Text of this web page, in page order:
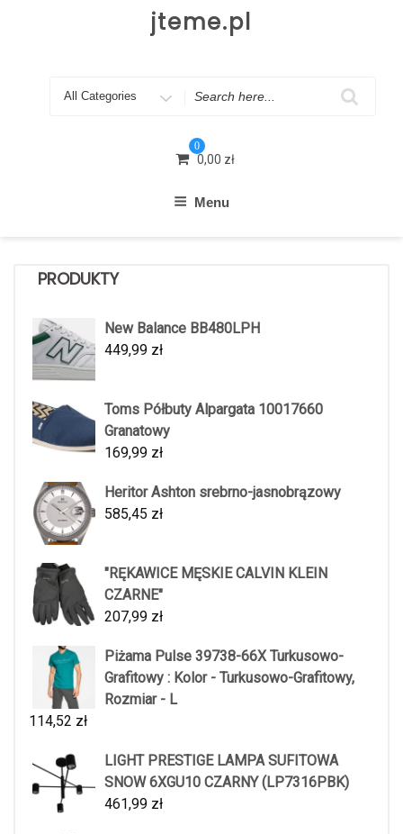
jteme.pl
Search
0
0,00 zł
Menu
PRODUKTY
New Balance BB480LPH
449,99 zł
Toms Półbuty Alpargata 10017660
Granatowy
169,99 zł
Heritor Ashton srebrno-jasnobrązowy
585,45 zł
"RĘKAWICE MĘSKIE CALVIN KLEIN
CZARNE"
207,99 zł
Piżama Pulse 39738-66X Turkusowo-
Grafitowy : Kolor - Turkusowo-Grafitowy,
Rozmiar - L
114,52 zł
LIGHT PRESTIGE LAMPA SUFITOWA
SNOW 6XGU10 CZARNY (LP7316PBK)
461,99 zł